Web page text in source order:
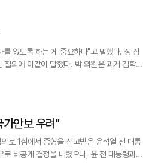
도록 하는 게 중요하다"고 말했다. 정 장
의에 이같이 답했다. 박 의원은 과거 김학의
했다고 지적했다. 정 장관은 "(김
안보 우려"
로 1심에서 중형을 선고받은 윤석열 전 대통
비공개 결정을 내렸으나, 윤 전 대통령과